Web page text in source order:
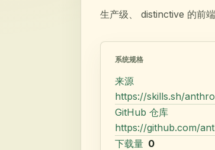
生产级、 distinctive 的前
系统规格
来源
https://skills.sh/
GitHub 仓库
https://github.com/
下载量 0